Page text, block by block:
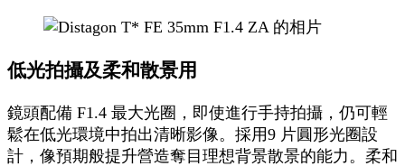
低光拍攝及柔和散景用
鏡頭配備 F1.4 最大光圈，即使進行手持拍攝，仍可輕
鬆在低光環境中拍出清晰影像。採用9 片圓形光圈設
計，像預期般提升營造奪目理想背景散景的能力。柔和